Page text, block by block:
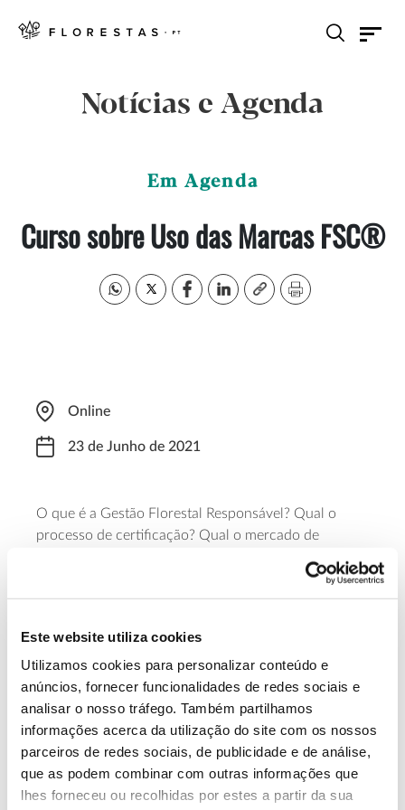
Este website utiliza cookies
Utilizamos cookies para personalizar conteúdo e
anúncios, fornecer funcionalidades de redes sociais e
analisar o nosso tráfego. Também partilhamos
informações acerca da utilização do site com os nossos
parceiros de redes sociais, de publicidade e de análise,
que as podem combinar com outras informações que
lhes forneceu ou recolhidas por estes a partir da sua
Notícias e Agenda
Em Agenda
Curso sobre Uso das Marcas FSC®
Online
23 de Junho de 2021
O que é a Gestão Florestal Responsável? Qual o
processo de certificação? Qual o mercado de
pretende dar resposta a estas e outras questões,
entre as 9h30 e as 16h. A inscrição poderá ser
13.07.2026
Genoma do priolo e de outras espécies em risco:
conhecer para conservar